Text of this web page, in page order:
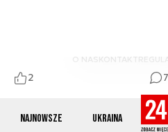
Najnowsze Ukraina
2 7
O NAS KONTAKT
© 2012-2026